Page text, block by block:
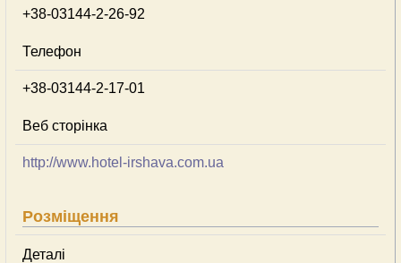
+38-03144-2-26-92
Телефон
+38-03144-2-17-01
Веб сторінка
http://www.hotel-irshava.com.ua
Розміщення
Деталі